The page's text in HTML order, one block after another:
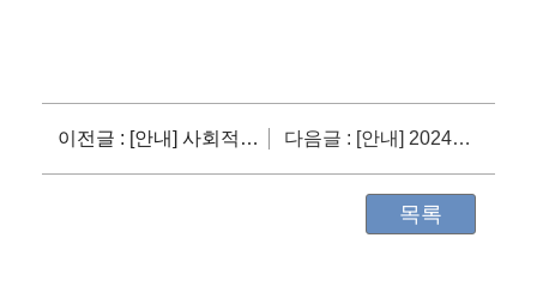
이전글 : [안내] 사회적경제기업 지원사업_고용인프라 ESG액설러레이팅 모집공고(~4/26(금), 17시까지) 다음글 : [안내] 2024년 경기도 이음 일자리 사업 참여기업 모집(~4/19)
목록